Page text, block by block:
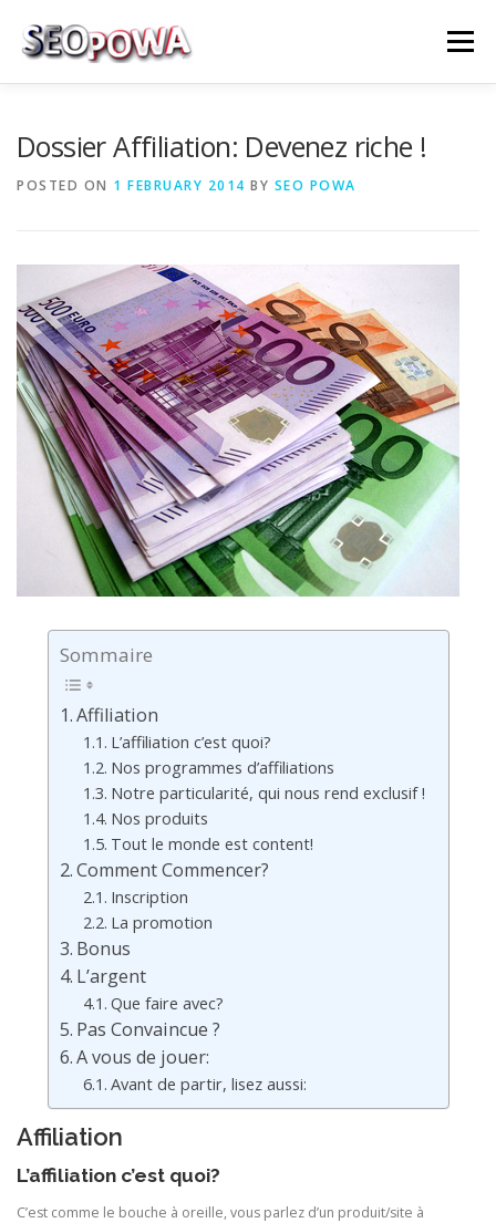
Menu
Dossier Affiliation: Devenez riche !
POSTED ON 1 FEBRUARY 2014 BY SEO POWA
Sommaire
Affiliation
L’affiliation c’est quoi?
Nos programmes d’affiliations
Notre particularité, qui nous rend exclusif !
Nos produits
Tout le monde est content!
Comment Commencer?
Inscription
La promotion
Bonus
L’argent
Que faire avec?
Pas Convaincue ?
A vous de jouer:
Avant de partir, lisez aussi:
Affiliation
L’affiliation c’est quoi?
C’est comme le bouche à oreille, vous parlez d’un produit/site à